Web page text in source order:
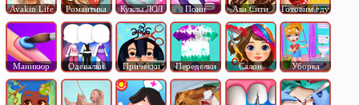
Avakin Life Романтика Куклы ЛОЛ Пони Ава Сити Готовим еду
Маникюр Одевалки Прически Переделки Салон Уборка